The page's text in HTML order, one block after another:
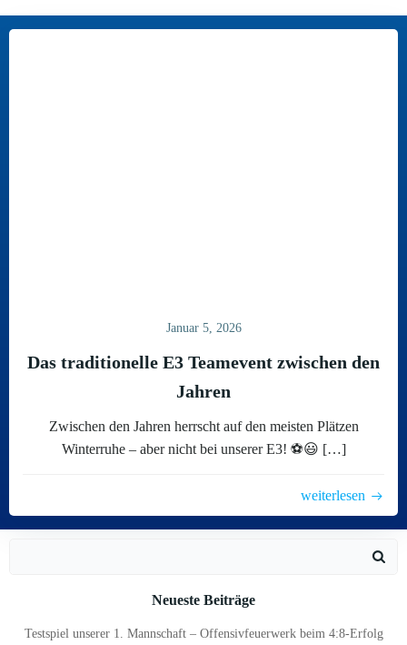
Januar 5, 2026
Das traditionelle E3 Teamevent zwischen den
Jahren
Zwischen den Jahren herrscht auf den meisten Plätzen
Winterruhe – aber nicht bei unserer E3! ⚽😃 […]
weiterlesen
Neueste Beiträge
Testspiel unserer 1. Mannschaft – Offensivfeuerwerk beim 4:8-Erfolg